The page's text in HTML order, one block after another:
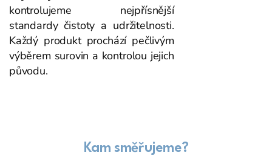
kontrolujeme nejpřísnější
standardy čistoty a udržitelnosti.
Každý produkt prochází pečlivým
výběrem surovin a kontrolou jejich
původu.
Kam směřujeme?